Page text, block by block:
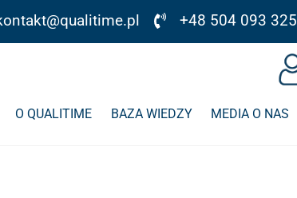
+48 504 093 325
O QUALITIME BAZA WIEDZY MEDIA O NAS